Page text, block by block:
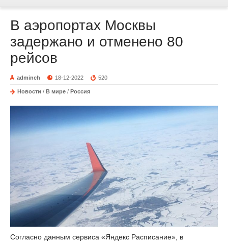
В аэропортах Москвы
задержано и отменено 80
рейсов
adminch 18-12-2022 520
Новости / В мире / Россия
Согласно данным сервиса «Яндекс Расписание», в